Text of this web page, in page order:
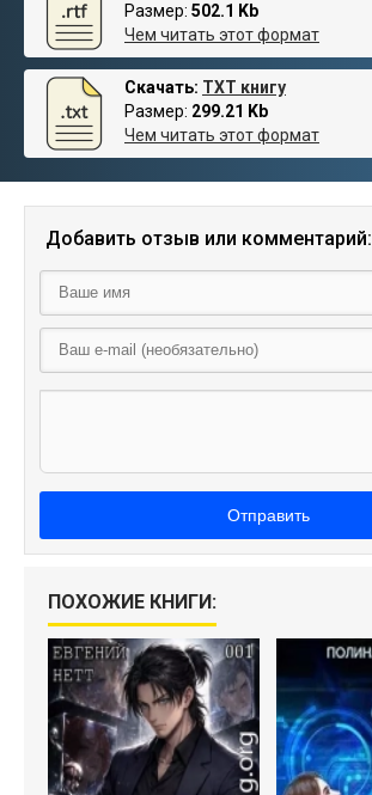
Размер: 502.1 Kb
Чем читать этот формат
Скачать: TXT книгу
Размер: 299.21 Kb
Чем читать этот формат
Добавить отзыв или комментарий:
Отправить
ПОХОЖИЕ КНИГИ: